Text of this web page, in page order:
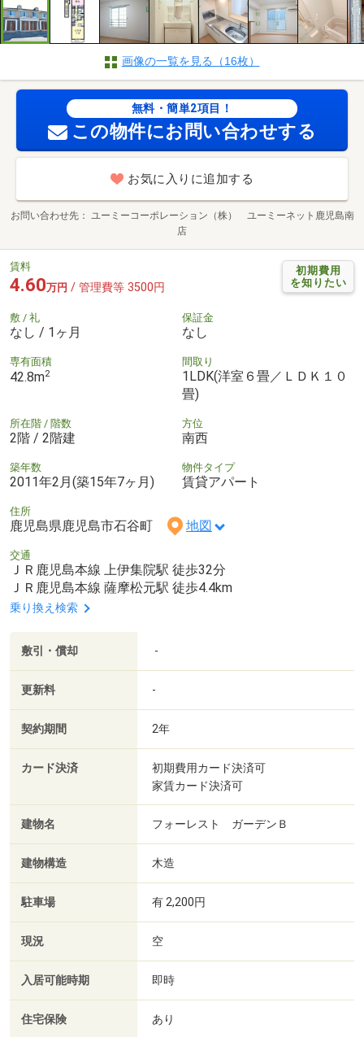
画像の一覧を見る（16枚）
無料・簡単2項目！
この物件にお問い合わせする
お気に入りに追加する
お問い合わせ先
ユーミーコーポレーション（株） ユーミーネット鹿児島南
店
初期費用
を知りたい
賃料
4.60万円 / 管理費等 3500円
敷 / 礼
なし / 1ヶ月
保証金
なし
専有面積
42.8m2
間取り
1LDK(洋室６畳／ＬＤＫ１０
畳)
所在階 / 階数
2階 / 2階建
方位
南西
築年数
2011年2月(築15年7ヶ月)
物件タイプ
賃貸アパート
住所
鹿児島県鹿児島市石谷町 地図
交通
ＪＲ鹿児島本線 上伊集院駅 徒歩32分
ＪＲ鹿児島本線 薩摩松元駅 徒歩4.4km
乗り換え検索
敷引・償却 -
更新料 -
契約期間 2年
カード決済
初期費用カード決済可
家賃カード決済可
建物名 フォーレスト ガーデンＢ
建物構造 木造
駐車場 有 2,200円
現況 空
入居可能時期 即時
住宅保険 あり